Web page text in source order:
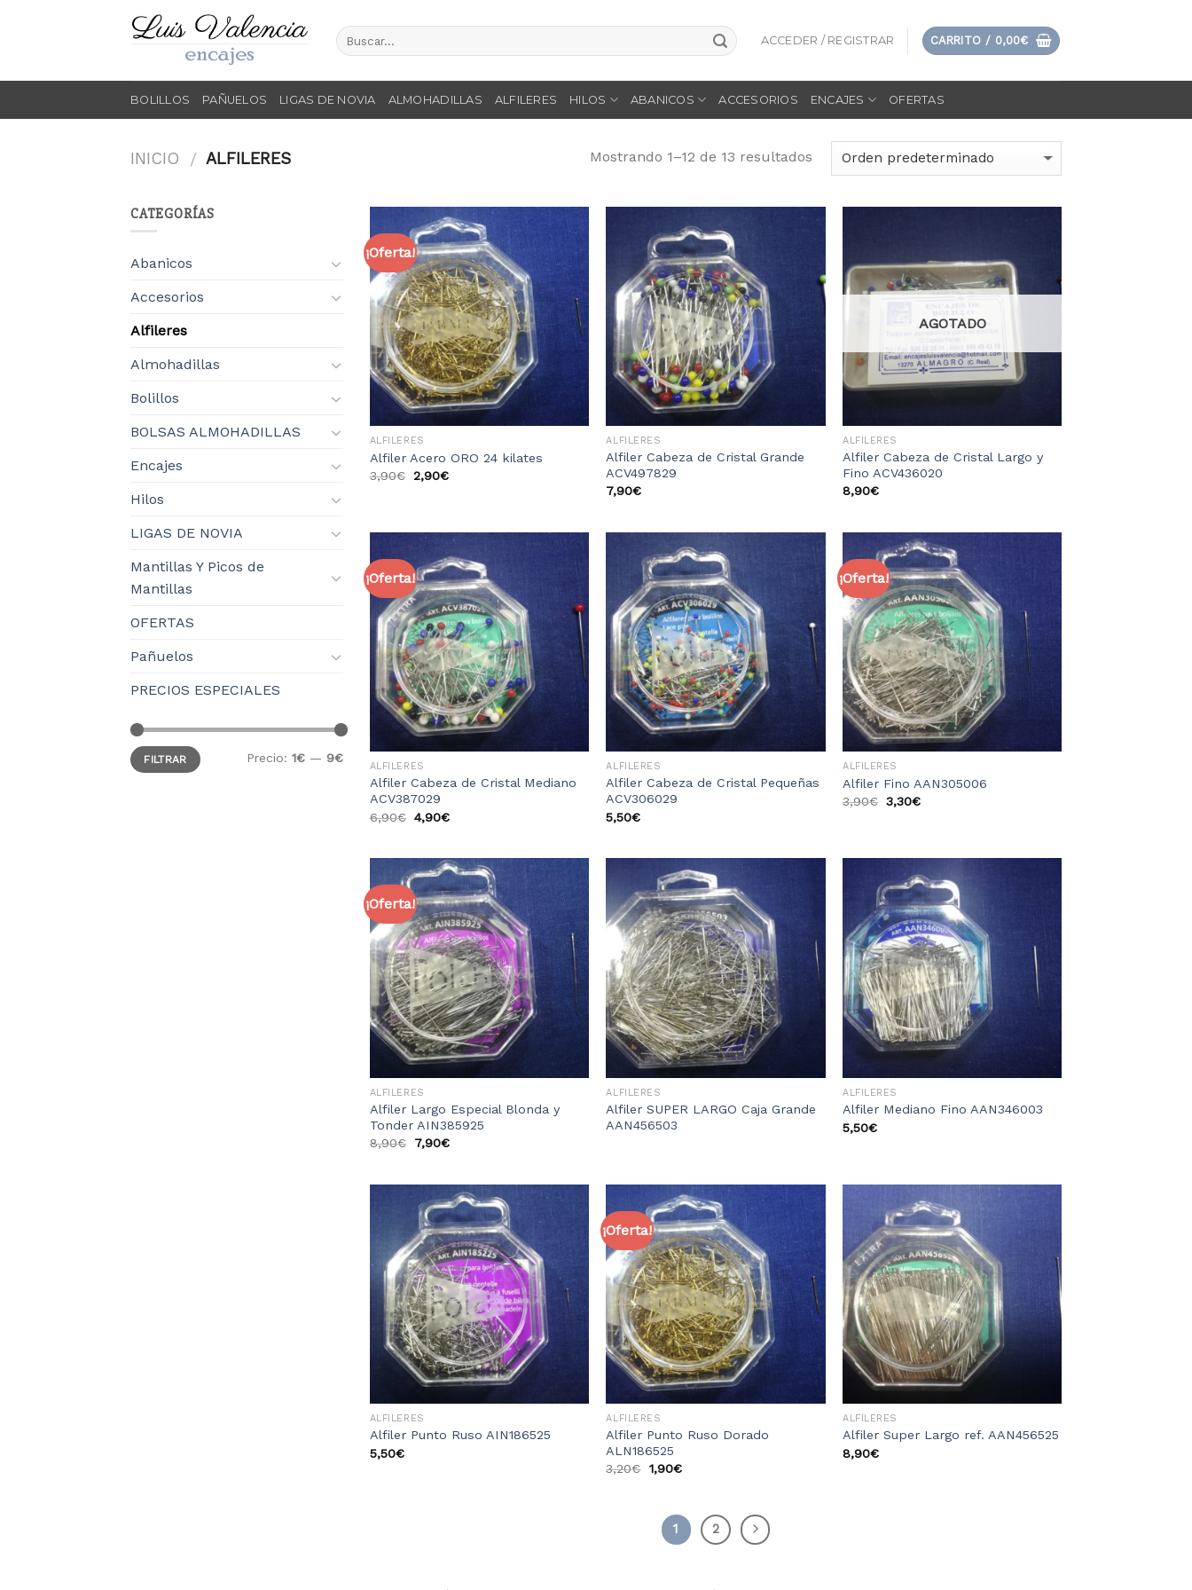
ACCEDER / REGISTRAR CARRITO / 0,00€
BOLILLOS PAÑUELOS LIGAS DE NOVIA ALMOHADILLAS ALFILERES HILOS ABANICOS ACCESORIOS ENCAJES OFERTAS
INICIO / ALFILERES Mostrando 1–12 de 13 resultados
CATEGORÍAS
Abanicos
Accesorios
Alfileres
Almohadillas
Bolillos
BOLSAS ALMOHADILLAS
Encajes
Hilos
LIGAS DE NOVIA
Mantillas Y Picos de
Mantillas
OFERTAS
Pañuelos
PRECIOS ESPECIALES
FILTRAR Precio: 1€ — 9€
¡Oferta!
a la
de
deseos
ALFILERES
Alfiler Acero ORO 24 kilates
3,90€ 2,90€
ALFILERES
Alfiler Cabeza de Cristal Grande
ACV497829
7,90€
de
AGOTADO
ALFILERES
Alfiler Cabeza de Cristal Largo y
Fino ACV436020
8,90€
¡Oferta!
de
ALFILERES
Alfiler Cabeza de Cristal Mediano
ACV387029
6,90€ 4,90€
lista
deseos
ALFILERES
Alfiler Cabeza de Cristal Pequeñas
ACV306029
5,50€
¡Oferta!
de
deseos
ALFILERES
Alfiler Fino AAN305006
3,90€ 3,30€
¡Oferta!
Añadir
lista
de
deseos
ALFILERES
Alfiler Largo Especial Blonda y
Tonder AIN385925
8,90€ 7,90€
deseos
ALFILERES
Alfiler SUPER LARGO Caja Grande
AAN456503
de
deseos
ALFILERES
Alfiler Mediano Fino AAN346003
5,50€
lista
de
deseos
ALFILERES
Alfiler Punto Ruso AIN186525
5,50€
¡Oferta!
a la
lista
de
deseos
ALFILERES
Alfiler Punto Ruso Dorado
ALN186525
3,20€ 1,90€
ALFILERES
Alfiler Super Largo ref. AAN456525
8,90€
1 2